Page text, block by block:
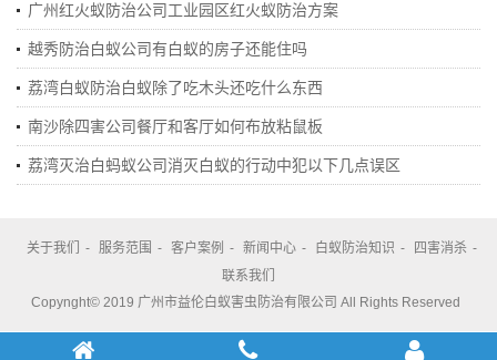
广州红火蚁防治公司工业园区红火蚁防治方案
越秀防治白蚁公司有白蚁的房子还能住吗
荔湾白蚁防治白蚁除了吃木头还吃什么东西
南沙除四害公司餐厅和客厅如何布放粘鼠板
荔湾灭治白蚂蚁公司消灭白蚁的行动中犯以下几点误区
关于我们 - 服务范围 - 客户案例 - 新闻中心 - 白蚁防治知识 - 四害消杀 -
联系我们
Copynght© 2019 广州市益伦白蚁害虫防治有限公司 All Rights Reserved